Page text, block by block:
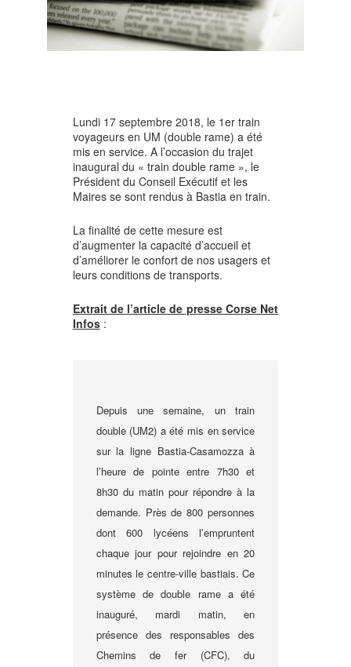
Lundi 17 septembre 2018, le 1er train
voyageurs en UM (double rame) a été
mis en service. A l’occasion du trajet
inaugural du « train double rame », le
Président du Conseil Exécutif et les
Maires se sont rendus à Bastia en train.
La finalité de cette mesure est
d’augmenter la capacité d’accueil et
d’améliorer le confort de nos usagers et
leurs conditions de transports.
Extrait de l’article de presse Corse Net
Infos :
Depuis une semaine, un train
double (UM2) a été mis en service
sur la ligne Bastia-Casamozza à
l’heure de pointe entre 7h30 et
8h30 du matin pour répondre à la
demande. Près de 800 personnes
dont 600 lycéens l’empruntent
chaque jour pour rejoindre en 20
minutes le centre-ville bastiais. Ce
système de double rame a été
inauguré, mardi matin, en
présence des responsables des
Chemins de fer (CFC), du